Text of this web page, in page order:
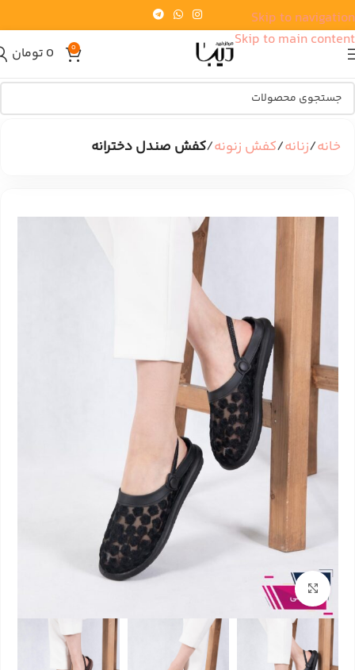
Skip to navigation
Skip to main content
0
0 تومان
خانه زنانه کفش زنونه کفش صندل دخترانه
بزرگنمایی تصویر